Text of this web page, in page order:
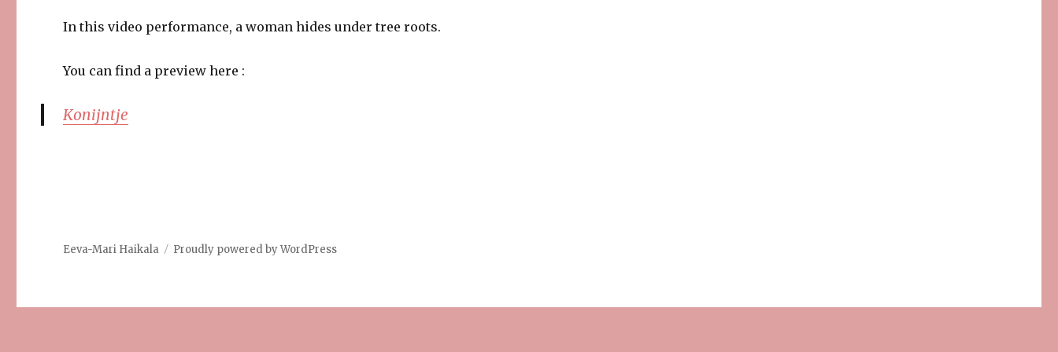
In this video performance, a woman hides under tree roots.
You can find a preview here :
Konijntje
Eeva-Mari Haikala Proudly powered by WordPress